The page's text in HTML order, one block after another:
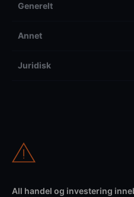
Generelt
Annet
Juridisk
All handel og investering